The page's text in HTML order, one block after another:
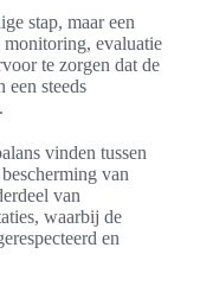
stap, maar een
evaluatie
te zorgen dat de
een steeds
vinden tussen
van
van
waarbij de
en